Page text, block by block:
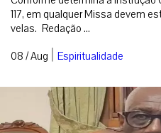
117, em qualquer Missa devem
velas. Redação ...
08 / Aug | Espiritualidade